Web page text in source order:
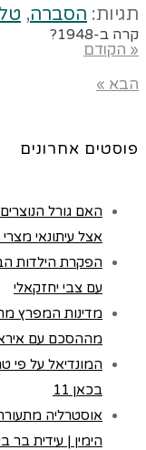
קרה ב-1948?
תגיות: הסברה,
« הקודם
הבא »
פוסטים אחרונים
האם גורל
אצל עיתונאי
הפקרת הילדות
עם צבי יחזקאלי
מדינות המפרץ
מההסכם עם
המונדיאל על פי
בכאן 11
אוסטרליה
הימין | עידית בר